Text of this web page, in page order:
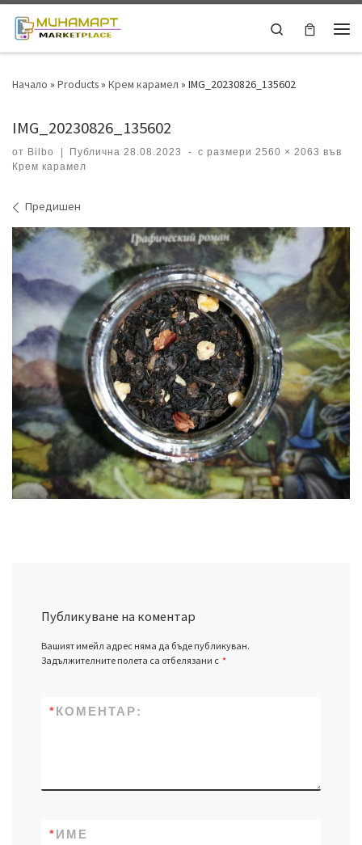
Skip to content
Search
Начало » Products» Крем карамел » IMG_20230826_135602
IMG_20230826_135602
от Bilbo Публична28.08.2023 - с размери 2560 × 2063 във
Крем карамел
Навигация на изображения
Предишен
Публикуване на коментар
Вашият имейл адрес няма да бъде публикуван.
Задължителните полета са отбелязани с *
КОМЕНТАР:
*
ИМЕ
*